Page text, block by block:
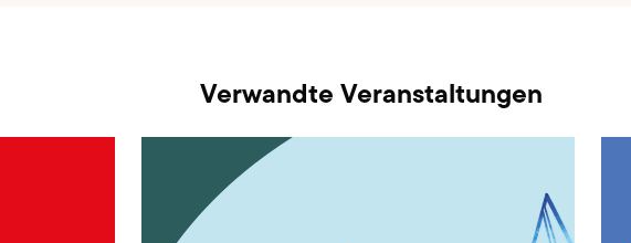
Verwandte Veranstaltungen